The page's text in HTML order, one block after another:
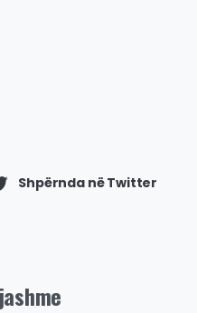
Shpërnda në Twitter